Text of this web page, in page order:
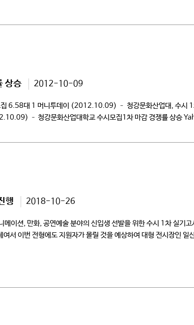
상승 2012-10-09
6.58대 1 머니투데이 (2012.10.09) – 청강문화산업대, 수시
– 청강문화산업대학교 수시모집1차 마감 경쟁률 상승
행 2018-10-26
이션, 만화, 공연예술 분야의 신입생 선발을 위한 수시 1차 실
서 이번 전형에도 지원자가 몰릴 것을 예상하여 대형 전시장인